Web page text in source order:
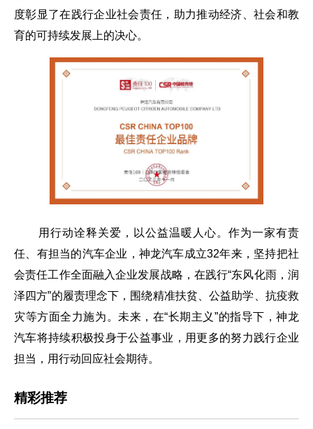
度彰显了在践行企业社会责任，助力推动经济、社会和教
育的可持续发展上的决心。
用行动诠释关爱，以公益温暖人心。作为一家有责
任、有担当的汽车企业，神龙汽车成立32年来，坚持把社
会责任工作全面融入企业发展战略，在践行“东风化雨，润
泽四方”的履责理念下，围绕精准扶贫、公益助学、抗疫救
灾等方面全力施为。未来，在“长期主义”的指导下，神龙
汽车将持续积极投身于公益事业，用更多的努力践行企业
担当，用行动回应社会期待。
精彩推荐